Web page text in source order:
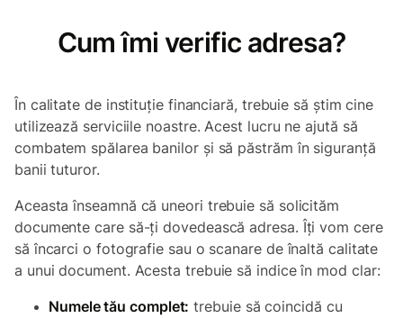
Cum îmi verific adresa?
În calitate de instituție financiară, trebuie să știm cine
utilizează serviciile noastre. Acest lucru ne ajută să
combatem spălarea banilor și să păstrăm în siguranță
banii tuturor.
Aceasta înseamnă că uneori trebuie să solicităm
documente care să-ți dovedească adresa. Îți vom cere
să încarci o fotografie sau o scanare de înaltă calitate
a unui document. Acesta trebuie să indice în mod clar:
Numele tău complet: trebuie să coincidă cu